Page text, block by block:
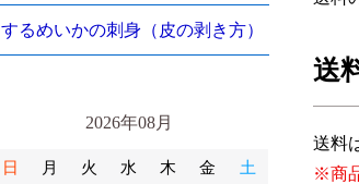
送
送料
※商
するめいかの刺身（皮の剥き方）
2026年08月
日 月 火 水 木 金 土